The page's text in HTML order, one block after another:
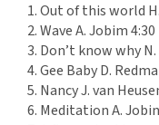
1. Out of this world
2. Wave A. Jobim 4:30
3. Don’t know why
4. Gee Baby D.
5. Nancy J. van
6. Meditation A.